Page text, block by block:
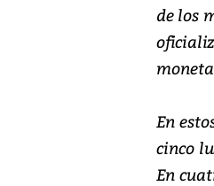
de los
En
cinco
En